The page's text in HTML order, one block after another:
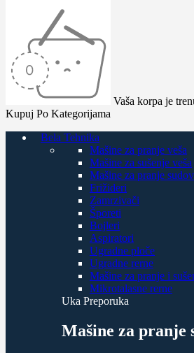
Vaša korpa je
Kupuj Po Kategorijama
Bela Tehnika
Mašine za pranje veša
Mašine za sušenje veša
Mašine za pranje
Frižideri
Zamrzivači
Šporeti
Bojleri
Aspiratori
Ugradne ploče
Ugradne rerne
Mašine za pranje i
Mikrotalasne rerne
Uka Preporuka
Mašine za pranje